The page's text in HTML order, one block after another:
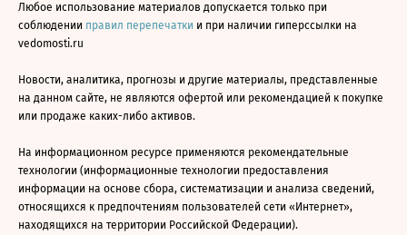
Любое использование материалов допускается только при
соблюдении правил перепечатки и при наличии гиперссылки на
vedomosti.ru
Новости, аналитика, прогнозы и другие материалы, представленные
на данном сайте, не являются офертой или рекомендацией к покупке
или продаже каких-либо активов.
На информационном ресурсе применяются рекомендательные
технологии (информационные технологии предоставления
информации на основе сбора, систематизации и анализа сведений,
относящихся к предпочтениям пользователей сети «Интернет»,
находящихся на территории Российской Федерации).